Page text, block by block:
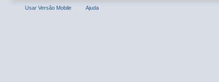
Usar Versão Mobile Ajuda